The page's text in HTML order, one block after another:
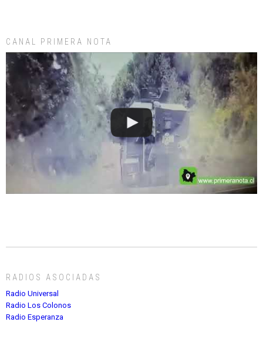
CANAL PRIMERA NOTA
RADIOS ASOCIADAS
Radio Universal
Radio Los Colonos
Radio Esperanza